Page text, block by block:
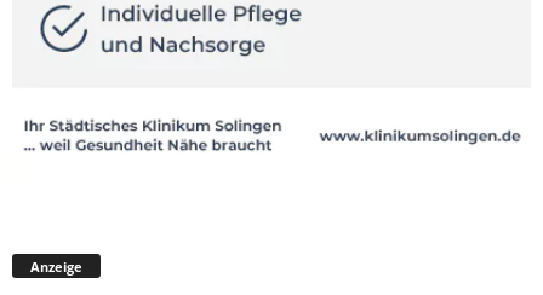
Anzeige